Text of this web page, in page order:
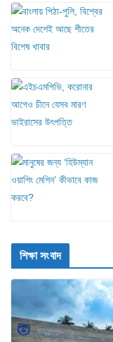
শিক্ষা সংবাদ